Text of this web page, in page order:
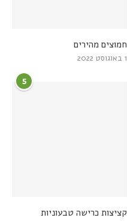
חמוצים מהירים
1 באוגוסט 2022
5
קציצות כרישה טבעוניות